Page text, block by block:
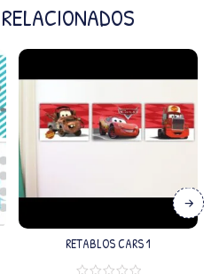
RETABLOS CARS 1